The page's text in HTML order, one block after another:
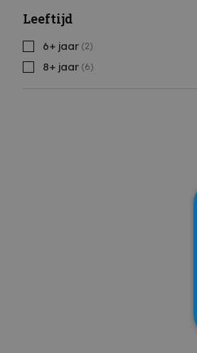
Leeftijd
6+ jaar (2)
8+ jaar (6)